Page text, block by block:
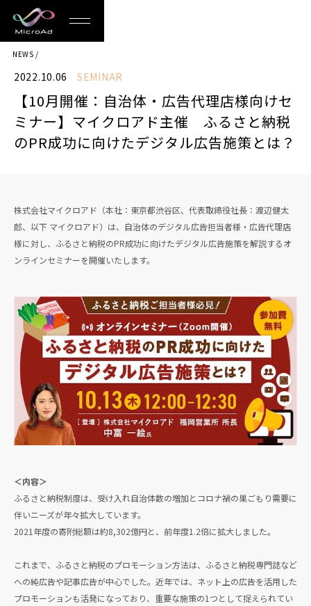
MicroAd
-
Redesigning
the
Future
NEWS
2022.10.06 SEMINAR
【10月開催：自治体・広告代理店様向けセ
ミナー】マイクロアド主催 ふるさと納税
のPR成功に向けたデジタル広告施策とは？
株式会社マイクロアド（本社：東京都渋谷区、代表取締役社長：渡辺健太
郎、以下 マイクロアド）は、自治体のデジタル広告担当者様・広告代理店
様に対し、ふるさと納税のPR成功に向けたデジタル広告施策を解説するオ
ンラインセミナーを開催いたします。
＜内容＞
ふるさと納税制度は、受け入れ自治体数の増加とコロナ禍の巣ごもり需要に
伴いニーズが年々拡大しています。
2021年度の寄附総額は約8,302億円と、前年度1.2倍に拡大しました。
これまで、ふるさと納税のプロモーション方法は、ふるさと納税専門誌など
への純広告や記事広告が中心でした。近年では、ネット上の広告を活用した
プロモーションも活発になっており、重要な施策の1つとして捉えられてい